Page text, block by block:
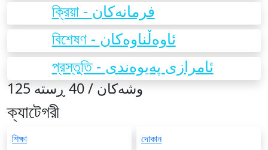
ক্রিয়া - فرمانەکان
বিশেষণ - ئاوەڵناوەکان
প্রস্তুতি - ئامرازی پەیوەندی
125 وشەکان / 40 ڕستە
ক্যাটেগরী
শিক্ষা দোকান